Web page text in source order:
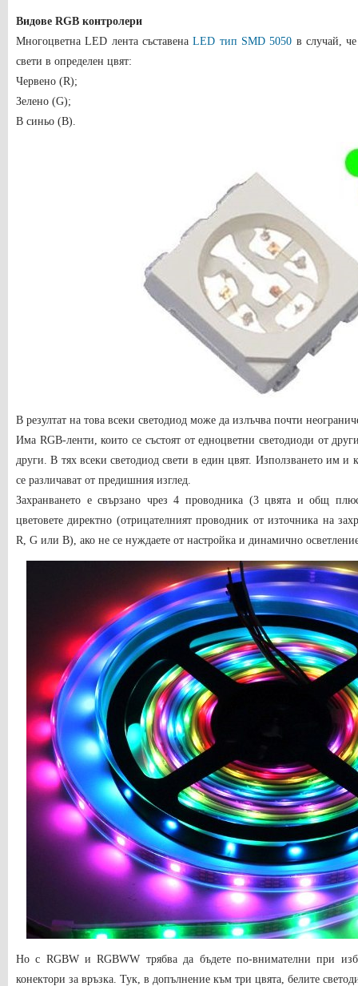
Видове RGB контролери
Многоцветна LED лента съставенаLED тип SMD 5050 в случай,
свети в определен цвят:
Червено (R);
Зелено (G);
В синьо (B).
В резултат на това всеки светодиод може да излъчва почти
Има RGB-ленти, които се състоят от едноцветни светодиоди от
други. В тях всеки светодиод свети в един цвят. Използването им и
се различават от предишния изглед.
Захранването е свързано чрез 4 проводника (3 цвята и общ
цветовете директно (отрицателният проводник от източника на
R, G или B), ако не се нуждаете от настройка и динамично
Но с RGBW и RGBWW трябва да бъдете по-внимателни при
конектори за връзка. Тук, в допълнение към три цвята, белите